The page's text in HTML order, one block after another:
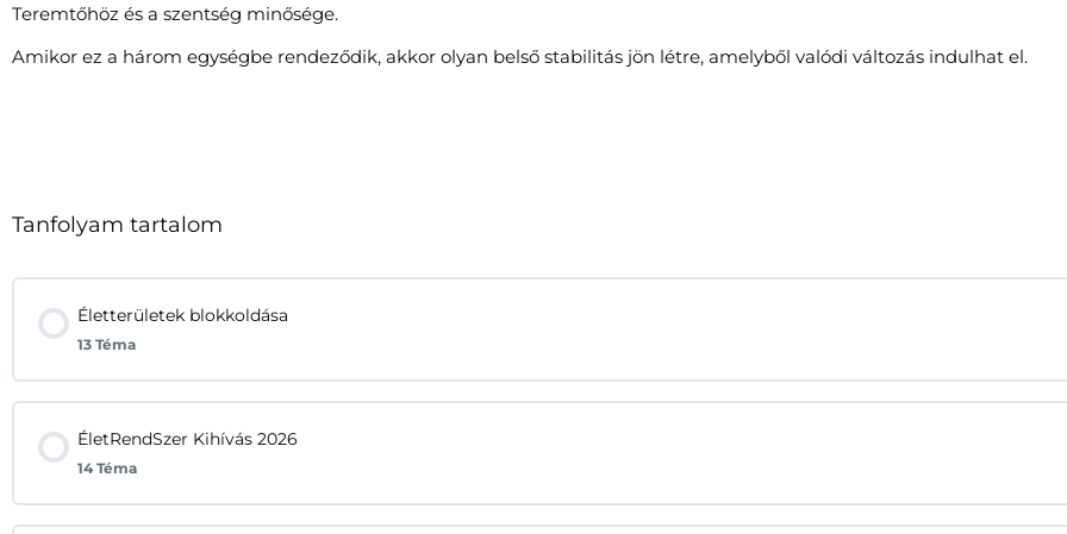
Teremtőhöz és a szentség minősége.
Amikor ez a három egységbe rendeződik, akkor olyan belső stabilitás jön létre, amelyből valódi változás indulhat el.
Tanfolyam tartalom
Életterületek blokkoldása
13 Téma
ÉletRendSzer Kihívás 2026
14 Téma